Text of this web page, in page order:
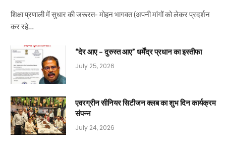
शिक्षा प्रणाली में सुधार की जरूरत- मोहन भागवत (अपनी मांगों को लेकर प्रदर्शन
कर रहे…
“देर आए – दुरुस्त आए” धर्मेंद्र प्रधान का इस्तीफा
July 25, 2026
एवरग्रीन सीनियर सिटीजन क्लब का शुभ दिन कार्यक्रम
संपन्न
July 24, 2026